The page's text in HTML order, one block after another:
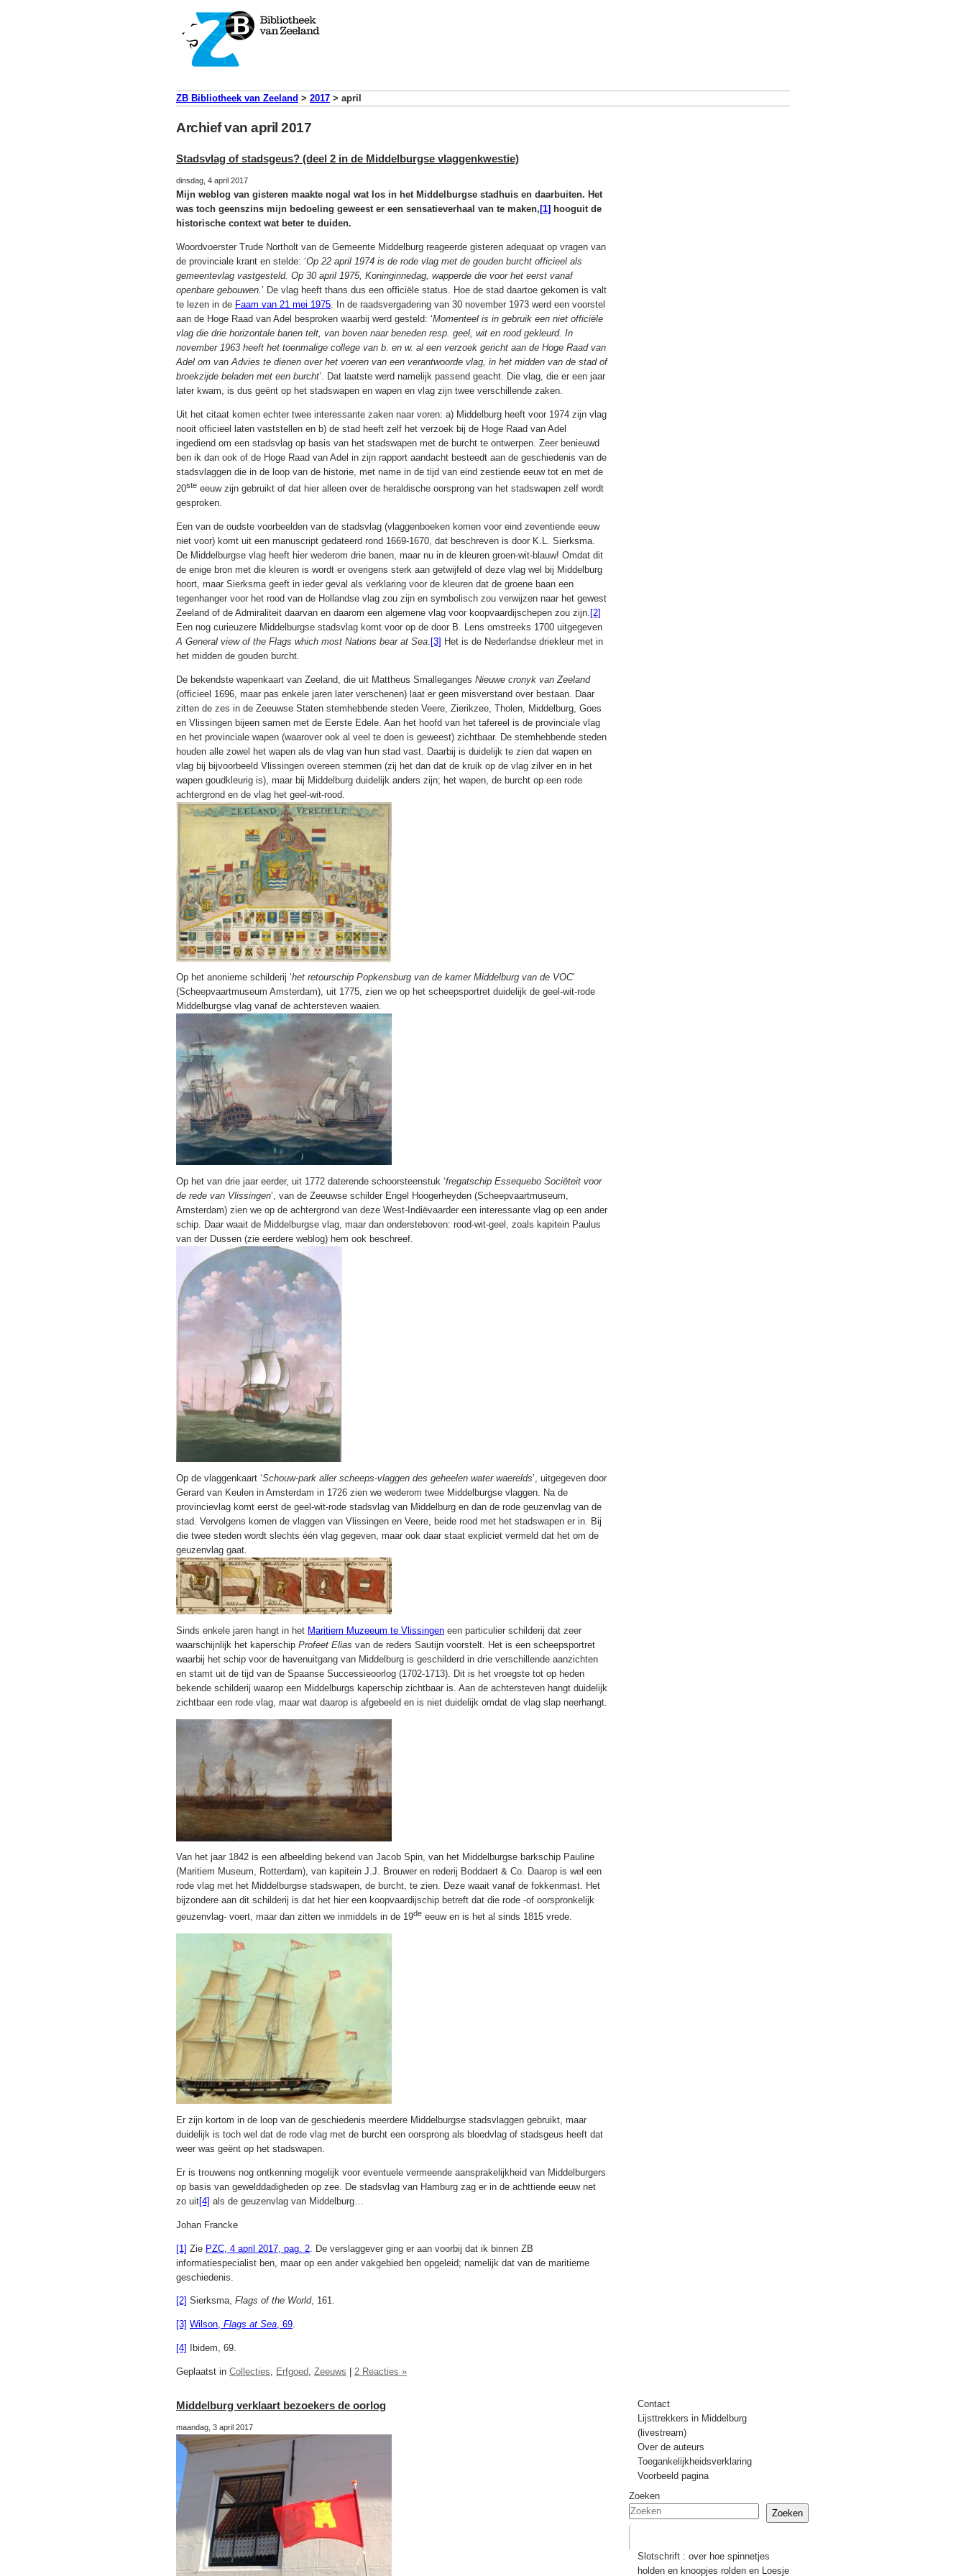
ZB Bibliotheek van Zeeland > 2017 > april
Archief van april 2017
Stadsvlag of stadsgeus? (deel 2 in de Middelburgse vlaggenkwestie)
dinsdag, 4 april 2017
Mijn weblog van gisteren maakte nogal wat los in het Middelburgse stadhuis en daarbuiten. Het
was toch geenszins mijn bedoeling geweest er een sensatieverhaal van te maken, [1] hooguit de
historische context wat beter te duiden.
Woordvoerster Trude Northolt van de Gemeente Middelburg reageerde gisteren adequaat op vragen van
de provinciale krant en stelde: ‘Op 22 april 1974 is de rode vlag met de gouden burcht officieel als
gemeentevlag vastgesteld. Op 30 april 1975, Koninginnedag, wapperde die voor het eerst vanaf
openbare gebouwen. ’ De vlag heeft thans dus een officiële status. Hoe de stad daartoe gekomen is valt
te lezen in de Faam van 21 mei 1975 . In de raadsvergadering van 30 november 1973 werd een voorstel
aan de Hoge Raad van Adel besproken waarbij werd gesteld: ‘Momenteel is in gebruik een niet officiële
vlag die drie horizontale banen telt, van boven naar beneden resp. geel, wit en rood gekleurd. In
november 1963 heeft het toenmalige college van b. en w. al een verzoek gericht aan de Hoge Raad van
Adel om van Advies te dienen over het voeren van een verantwoorde vlag, in het midden van de stad of
broekzijde beladen met een burcht’. Dat laatste werd namelijk passend geacht. Die vlag, die er een jaar
later kwam, is dus geënt op het stadswapen en wapen en vlag zijn twee verschillende zaken.
Uit het citaat komen echter twee interessante zaken naar voren: a) Middelburg heeft voor 1974 zijn vlag
nooit officieel laten vaststellen en b) de stad heeft zelf het verzoek bij de Hoge Raad van Adel
ingediend om een stadsvlag op basis van het stadswapen met de burcht te ontwerpen. Zeer benieuwd
ben ik dan ook of de Hoge Raad van Adel in zijn rapport aandacht besteedt aan de geschiedenis van de
stadsvlaggen die in de loop van de historie, met name in de tijd van eind zestiende eeuw tot en met de
20ste eeuw zijn gebruikt of dat hier alleen over de heraldische oorsprong van het stadswapen zelf wordt
gesproken.
Een van de oudste voorbeelden van de stadsvlag (vlaggenboeken komen voor eind zeventiende eeuw
niet voor) komt uit een manuscript gedateerd rond 1669-1670, dat beschreven is door K.L. Sierksma.
De Middelburgse vlag heeft hier wederom drie banen, maar nu in de kleuren groen-wit-blauw! Omdat dit
de enige bron met die kleuren is wordt er overigens sterk aan getwijfeld of deze vlag wel bij Middelburg
hoort, maar Sierksma geeft in ieder geval als verklaring voor de kleuren dat de groene baan een
tegenhanger voor het rood van de Hollandse vlag zou zijn en symbolisch zou verwijzen naar het gewest
Zeeland of de Admiraliteit daarvan en daarom een algemene vlag voor koopvaardijschepen zou zijn. [2]
Een nog curieuzere Middelburgse stadsvlag komt voor op de door B. Lens omstreeks 1700 uitgegeven
A General view of the Flags which most Nations bear at Sea [3] Het is de Nederlandse driekleur met in
het midden de gouden burcht.
De bekendste wapenkaart van Zeeland, die uit Mattheus Smalleganges Nieuwe cronyk van Zeeland
(officieel 1696, maar pas enkele jaren later verschenen) laat er geen misverstand over bestaan. Daar
zitten de zes in de Zeeuwse Staten stemhebbende steden Veere, Zierikzee, Tholen, Middelburg, Goes
en Vlissingen bijeen samen met de Eerste Edele. Aan het hoofd van het tafereel is de provinciale vlag
en het provinciale wapen (waarover ook al veel te doen is geweest) zichtbaar. De stemhebbende steden
houden alle zowel het wapen als de vlag van hun stad vast. Daarbij is duidelijk te zien dat wapen en
vlag bij bijvoorbeeld Vlissingen overeen stemmen (zij het dan dat de kruik op de vlag zilver en in het
wapen goudkleurig is), maar bij Middelburg duidelijk anders zijn; het wapen, de burcht op een rode
achtergrond en de vlag het geel-wit-rood.
Op het anonieme schilderij ‘het retourschip Popkensburg van de kamer Middelburg van de VOC’
(Scheepvaartmuseum Amsterdam), uit 1775, zien we op het scheepsportret duidelijk de geel-wit-rode
Middelburgse vlag vanaf de achtersteven waaien.
Op het van drie jaar eerder, uit 1772 daterende schoorsteenstuk ‘fregatschip Essequebo Sociëteit voor
de rede van Vlissingen’, van de Zeeuwse schilder Engel Hoogerheyden (Scheepvaartmuseum,
Amsterdam) zien we op de achtergrond van deze West-Indiëvaarder een interessante vlag op een ander
schip. Daar waait de Middelburgse vlag, maar dan ondersteboven: rood-wit-geel, zoals kapitein Paulus
van der Dussen (zie eerdere weblog) hem ook beschreef.
Op de vlaggenkaart ‘Schouw-park aller scheeps-vlaggen des geheelen water waerelds’, uitgegeven door
Gerard van Keulen in Amsterdam in 1726 zien we wederom twee Middelburgse vlaggen. Na de
provincievlag komt eerst de geel-wit-rode stadsvlag van Middelburg en dan de rode geuzenvlag van de
stad. Vervolgens komen de vlaggen van Vlissingen en Veere, beide rood met het stadswapen er in. Bij
die twee steden wordt slechts één vlag gegeven, maar ook daar staat expliciet vermeld dat het om de
geuzenvlag gaat.
Sinds enkele jaren hangt in het Maritiem Muzeeum te Vlissingen een particulier schilderij dat zeer
waarschijnlijk het kaperschip Profeet Elias van de reders Sautijn voorstelt. Het is een scheepsportret
waarbij het schip voor de havenuitgang van Middelburg is geschilderd in drie verschillende aanzichten
en stamt uit de tijd van de Spaanse Successieoorlog (1702-1713). Dit is het vroegste tot op heden
bekende schilderij waarop een Middelburgs kaperschip zichtbaar is. Aan de achtersteven hangt duidelijk
zichtbaar een rode vlag, maar wat daarop is afgebeeld en is niet duidelijk omdat de vlag slap neerhangt.
Van het jaar 1842 is een afbeelding bekend van Jacob Spin, van het Middelburgse barkschip Pauline
(Maritiem Museum, Rotterdam), van kapitein J.J. Brouwer en rederij Boddaert & Co. Daarop is wel een
rode vlag met het Middelburgse stadswapen, de burcht, te zien. Deze waait vanaf de fokkenmast. Het
bijzondere aan dit schilderij is dat het hier een koopvaardijschip betreft dat die rode -of oorspronkelijk
geuzenvlag- voert, maar dan zitten we inmiddels in de 19de eeuw en is het al sinds 1815 vrede.
Er zijn kortom in de loop van de geschiedenis meerdere Middelburgse stadsvlaggen gebruikt, maar
duidelijk is toch wel dat de rode vlag met de burcht een oorsprong als bloedvlag of stadsgeus heeft dat
weer was geënt op het stadswapen.
Er is trouwens nog ontkenning mogelijk voor eventuele vermeende aansprakelijkheid van Middelburgers
op basis van gewelddadigheden op zee. De stadsvlag van Hamburg zag er in de achttiende eeuw net
zo uit[4] als de geuzenvlag van Middelburg…
Johan Francke
[1] Zie PZC, 4 april 2017, pag. 2 . De verslaggever ging er aan voorbij dat ik binnen ZB
informatiespecialist ben, maar op een ander vakgebied ben opgeleid; namelijk dat van de maritieme
geschiedenis.
[2] Sierksma, Flags of the World, 161.
[3] Wilson, Flags at Sea, 69.
[4] Ibidem, 69.
Geplaatst in Collecties Erfgoed Zeeuws 2 Reacties »
Middelburg verklaart bezoekers de oorlog
maandag, 3 april 2017
Contact
Lijsttrekkers in Middelburg
(livestream)
Over de auteurs
Toegankelijkheidsverklaring
Voorbeeld pagina
Zoeken
Zoeken
Slotschrift : over hoe spinnetjes
holden en knoopjes rolden en Loesje